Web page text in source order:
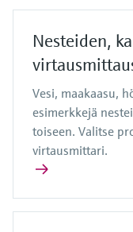
Nesteiden,
Vesi, maakaasu,
esimerkkejä
toiseen. Valitse
virtausmittari.